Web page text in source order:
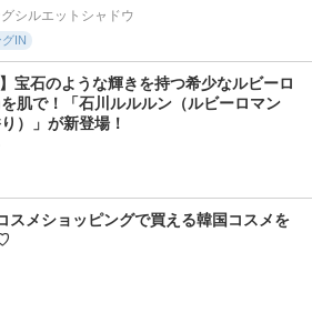
シルエットシャドウ
IN
】宝石のような輝きを持つ希少なルビーロ
肌で！「石川ルルルン（ルビーロマン
）」が新登場！
スメショッピングで買える韓国コスメを